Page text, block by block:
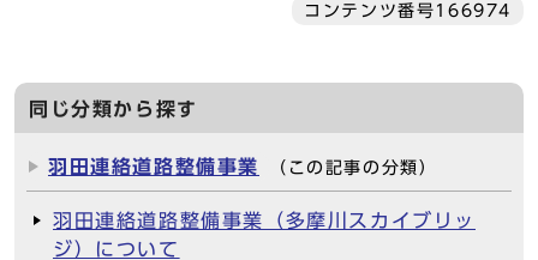
コンテンツ番号166974
同じ分類から探す
羽田連絡道路整備事業 （この記事の分類）
羽田連絡道路整備事業（多摩川スカイブリッ
ジ）について